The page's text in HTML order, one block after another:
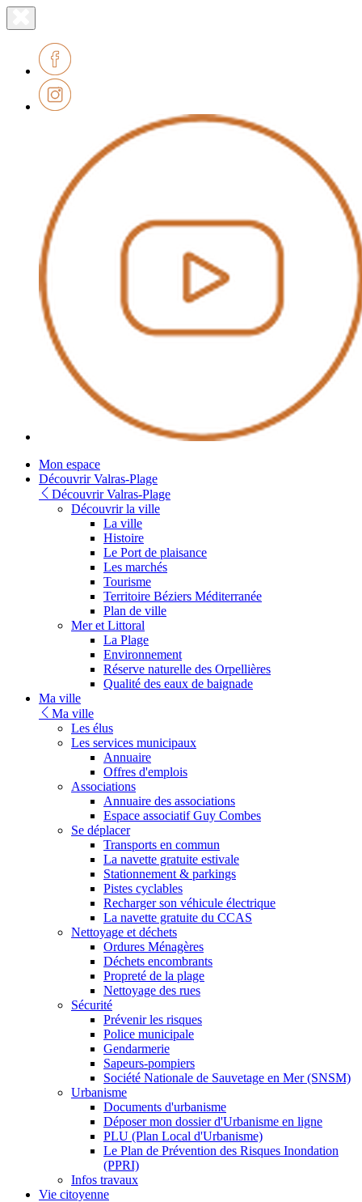
le
Lien
page
accueil
Mon espace
Découvrir Valras-Plage
Découvrir Valras-Plage
Découvrir la ville
La ville
Histoire
Le Port de plaisance
Les marchés
Tourisme
Territoire Béziers Méditerranée
Plan de ville
Mer et Littoral
La Plage
Environnement
Réserve naturelle des Orpellières
Qualité des eaux de baignade
Ma ville
Ma ville
Les élus
Les services municipaux
Annuaire
Offres d'emplois
Associations
Annuaire des associations
Espace associatif Guy Combes
Se déplacer
Transports en commun
La navette gratuite estivale
Stationnement & parkings
Pistes cyclables
Recharger son véhicule électrique
La navette gratuite du CCAS
Nettoyage et déchets
Ordures Ménagères
Déchets encombrants
Propreté de la plage
Nettoyage des rues
Sécurité
Prévenir les risques
Police municipale
Gendarmerie
Sapeurs-pompiers
Société Nationale de Sauvetage en Mer (SNSM)
Urbanisme
Documents d'urbanisme
Déposer mon dossier d'Urbanisme en ligne
PLU (Plan Local d'Urbanisme)
Le Plan de Prévention des Risques Inondation
(PPRI)
Infos travaux
Vie citoyenne